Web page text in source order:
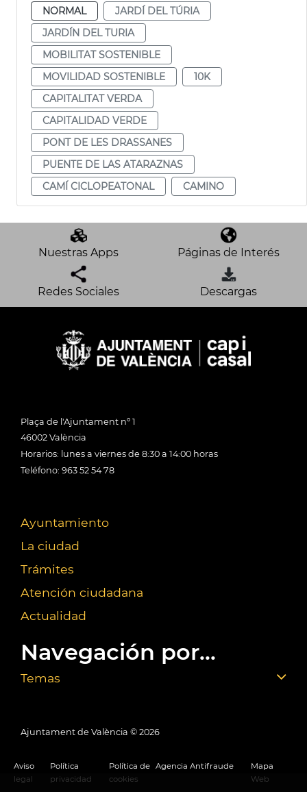
NORMAL
JARDÍ DEL TÚRIA
JARDÍN DEL TURIA
MOBILITAT SOSTENIBLE
MOVILIDAD SOSTENIBLE
10K
CAPITALITAT VERDA
CAPITALIDAD VERDE
PONT DE LES DRASSANES
PUENTE DE LAS ATARAZNAS
CAMÍ CICLOPEATONAL
CAMINO
Nuestras Apps Páginas de Interés
Redes Sociales Descargas
Plaça de l'Ajuntament nº 1
46002 València
Horarios: lunes a viernes de 8:30 a 14:00 horas
Teléfono: 963 52 54 78
Ayuntamiento
La ciudad
Trámites
Atención ciudadana
Actualidad
Navegación por...
Temas
Ajuntament de València © 2026
Aviso
legal
Política
privacidad
Política de
cookies
Agencia Antifraude
Mapa
Web